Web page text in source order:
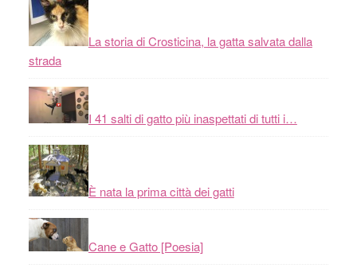
La storia di Crosticina, la gatta salvata dalla
strada
I 41 salti di gatto più inaspettati di tutti i…
È nata la prima città dei gatti
Cane e Gatto [Poesia]